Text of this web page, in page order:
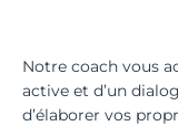
Notre coach vous
active et d’un
d’élaborer vos